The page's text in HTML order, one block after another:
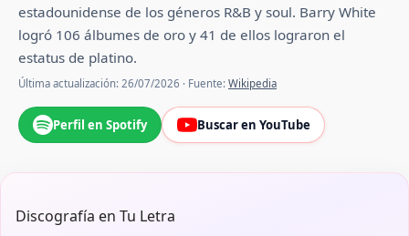
estadounidense de los géneros R&B y soul. Barry White
logró 106 álbumes de oro y 41 de ellos lograron el
estatus de platino.
Última actualización: 26/07/2026 · Fuente: Wikipedia
Perfil en Spotify Buscar en YouTube
Discografía en Tu Letra